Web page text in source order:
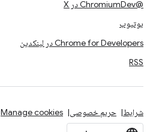
@ChromiumDev در X
یوتیوب
Chrome for Developers در لینکدین
RSS
شرایط حریم خصوصی Manage cookies